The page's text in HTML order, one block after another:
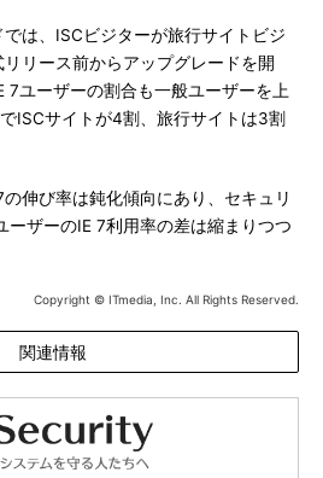
は、ISCビジターが旅行サイトビジ
リース前からアップグレードを開
7ユーザーの割合も一般ユーザーを上
ISCサイトが4割、旅行サイトは3割
伸び率は鈍化傾向にあり、セキュリ
ーザーのIE 7利用率の差は縮まりつつ
Copyright © ITmedia, Inc. All Rights Reserved.
関連情報